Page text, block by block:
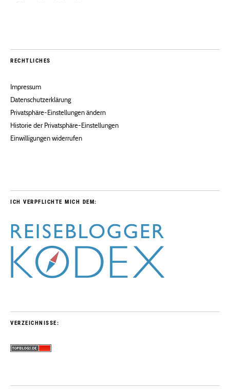
RECHTLICHES
Impressum
Datenschutzerklärung
Privatsphäre-Einstellungen ändern
Historie der Privatsphäre-Einstellungen
Einwilligungen widerrufen
ICH VERPFLICHTE MICH DEM:
VERZEICHNISSE: